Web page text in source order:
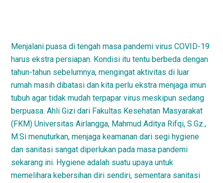
Menjalani puasa di tengah masa pandemi virus COVID-19
harus ekstra persiapan. Kondisi itu tentu berbeda dengan
tahun-tahun sebelumnya, mengingat aktivitas di luar
rumah masih dibatasi dan kita perlu ekstra menjaga imun
tubuh agar tidak mudah terpapar virus meskipun sedang
berpuasa. Ahli Gizi dari Fakultas Kesehatan Masyarakat
(FKM) Universitas Airlangga, Mahmud Aditya Rifqi, S.Gz.,
M.Si menuturkan, menjaga keamanan dari segi hygiene
dan sanitasi sangat diperlukan pada masa pandemi
sekarang ini. Hygiene adalah suatu upaya untuk
memelihara kebersihan diri sendiri, sementara sanitasi